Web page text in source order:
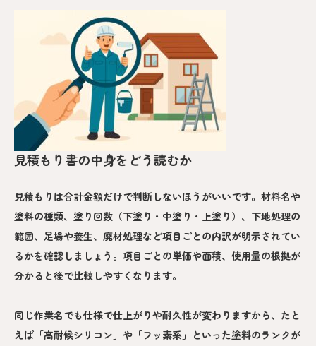
見積もり書の中身をどう読むか
見積もりは合計金額だけで判断しないほうがいいです。材料名や
塗料の種類、塗り回数（下塗り・中塗り・上塗り）、下地処理の
範囲、足場や養生、廃材処理など項目ごとの内訳が明示されてい
るかを確認しましょう。項目ごとの単価や面積、使用量の根拠が
分かると後で比較しやすくなります。
同じ作業名でも仕様で仕上がりや耐久性が変わりますから、たと
えば「高耐候シリコン」や「フッ素系」といった塗料のランクが